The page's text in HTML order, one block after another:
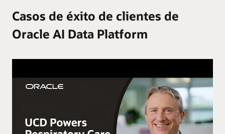
Casos de éxito de clientes de
Oracle AI Data Platform